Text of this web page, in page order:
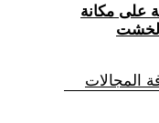
على مكانة
الخشت
المجالات